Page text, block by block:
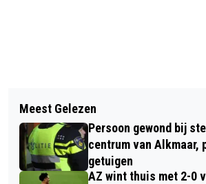
VOGELBESCHERMING
‘HELP DE VOGELS OP HET
FINALE JUNIOR IOT ENERGIE
CHALLENGE 2023
Meest Gelezen
Persoon gewond bij
centrum van Alkmaar,
getuigen
AZ wint thuis met 2-0